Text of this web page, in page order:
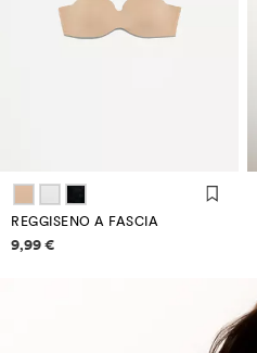
REGGISENO A FASCIA
Informazioni sui prezzi
9,99 €